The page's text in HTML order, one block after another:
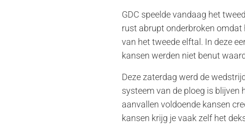
GDC speelde vandaag het
rust abrupt onderbroken omdat
van het tweede elftal. In deze
kansen werden niet benut
Deze zaterdag werd de
systeem van de ploeg is blijven
aanvallen voldoende kansen
kansen krijg je vaak zelf het